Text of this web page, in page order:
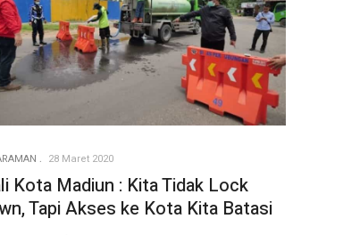
28 Maret 2020
Kota Madiun : Kita Tidak Lock
Tapi Akses ke Kota Kita Batasi